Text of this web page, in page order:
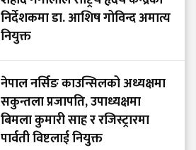
निर्देशकमा डा. आशिष गोविन्द अमात्य
नियुक्त
नेपाल नर्सिङ काउन्सिलको अध्यक्षमा
सकुन्तला प्रजापति, उपाध्यक्षमा
बिमला कुमारी साह र रजिस्ट्रारमा
पार्वती विष्टलाई नियुक्त